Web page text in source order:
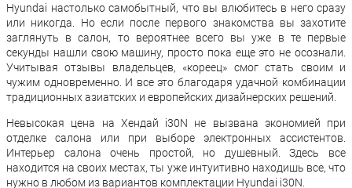
Hyundai настолько самобытный, что вы влюбитесь в него сразу
или никогда. Но если после первого знакомства вы захотите
заглянуть в салон, то вероятнее всего вы уже в те первые
секунды нашли свою машину, просто пока еще это не осознали.
Учитывая отзывы владельцев, «кореец» смог стать своим и
чужим одновременно. И все это благодаря удачной комбинации
традиционных азиатских и европейских дизайнерских решений.
Невысокая цена на Хендай i30N не вызвана экономией при
отделке салона или при выборе электронных ассистентов.
Интерьер салона очень простой, но душевный. Здесь все
находится на своих местах, ты уже интуитивно находишь все, что
нужно в любом из вариантов комплектации Hyundai i30N.